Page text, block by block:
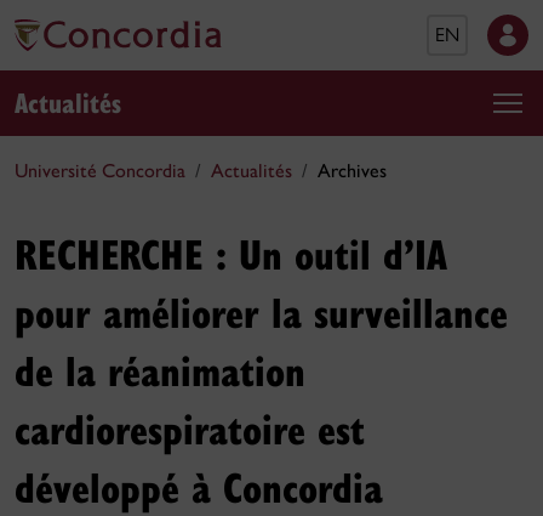
EN
Actualités
Université Concordia Actualités Archives
RECHERCHE : Un outil d’IA
pour améliorer la surveillance
de la réanimation
cardiorespiratoire est
développé à Concordia